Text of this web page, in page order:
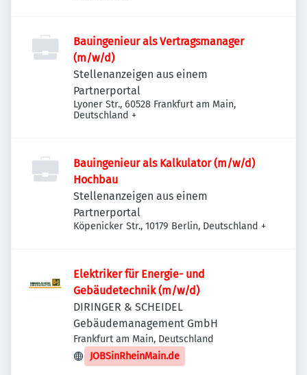
Bauingenieur als Vertragsmanager
(m/w/d)
Stellenanzeigen aus einem
Partnerportal
Lyoner Str., 60528 Frankfurt am Main,
Deutschland +
Bauingenieur als Kalkulator (m/w/d)
Hochbau
Stellenanzeigen aus einem
Partnerportal
Köpenicker Str., 10179 Berlin, Deutschland +
Elektriker für Energie- und
Gebäudetechnik (m/w/d)
DIRINGER & SCHEIDEL
Gebäudemanagement GmbH
Frankfurt am Main, Deutschland
JOBSinRheinMain.de